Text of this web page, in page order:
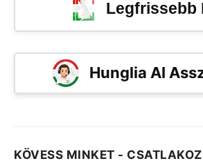
Legfrissebb
Hunglia AI
KÖVESS MINKET -